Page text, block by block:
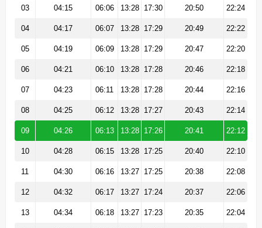
03 04:15 06:06 13:28 17:30 20:50 22:24
04 04:17 06:07 13:28 17:29 20:49 22:22
05 04:19 06:09 13:28 17:29 20:47 22:20
06 04:21 06:10 13:28 17:28 20:46 22:18
07 04:23 06:11 13:28 17:28 20:44 22:16
08 04:25 06:12 13:28 17:27 20:43 22:14
09 04:26 06:13 13:28 17:26 20:41 22:12
10 04:28 06:15 13:28 17:25 20:40 22:10
11 04:30 06:16 13:27 17:25 20:38 22:08
12 04:32 06:17 13:27 17:24 20:37 22:06
13 04:34 06:18 13:27 17:23 20:35 22:04